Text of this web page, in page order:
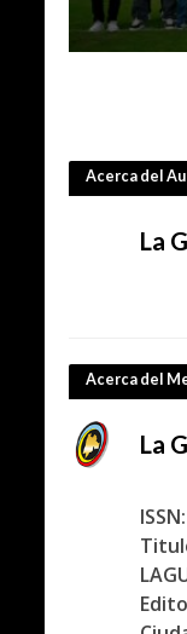
Acerca del
La
Acerca del
La